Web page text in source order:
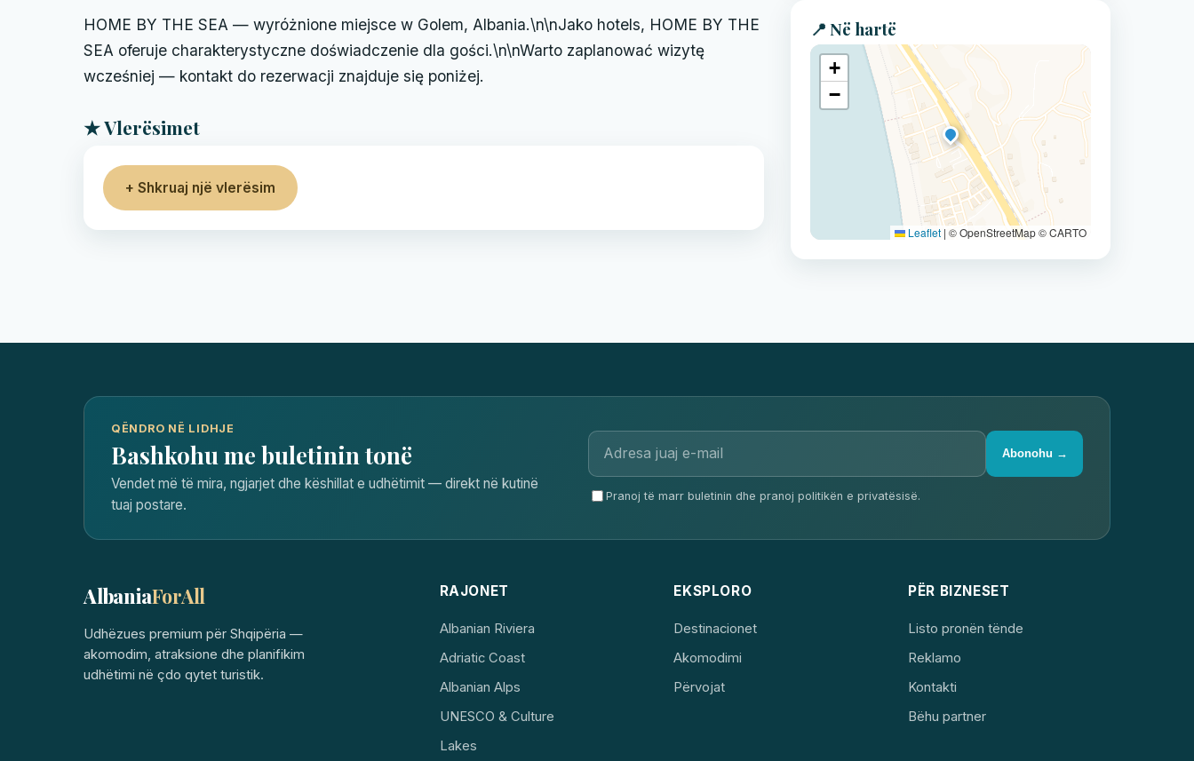
HOME BY THE SEA — wyróżnione miejsce w Golem, Albania.\n\nJako hotels, HOME BY THE
SEA oferuje charakterystyczne doświadczenie dla gości.\n\nWarto zaplanować wizytę
wcześniej — kontakt do rezerwacji znajduje się poniżej.
★ Vlerësimet
+ Shkruaj një vlerësim
📍 Në hartë
+
−
Leaflet | © OpenStreetMap © CARTO
QËNDRO NË LIDHJE
Bashkohu me buletinin tonë
Vendet më të mira, ngjarjet dhe këshillat e udhëtimit — direkt në kutinë
tuaj postare.
Abonohu →
Pranoj të marr buletinin dhe pranoj politikën e privatësisë.
AlbaniaForAll
Udhëzues premium për Shqipëria —
akomodim, atraksione dhe planifikim
udhëtimi në çdo qytet turistik.
RAJONET
Albanian Riviera
Adriatic Coast
Albanian Alps
UNESCO & Culture
Lakes
EKSPLORO
Destinacionet
Akomodimi
Përvojat
PËR BIZNESET
Listo pronën tënde
Reklamo
Kontakti
Bëhu partner